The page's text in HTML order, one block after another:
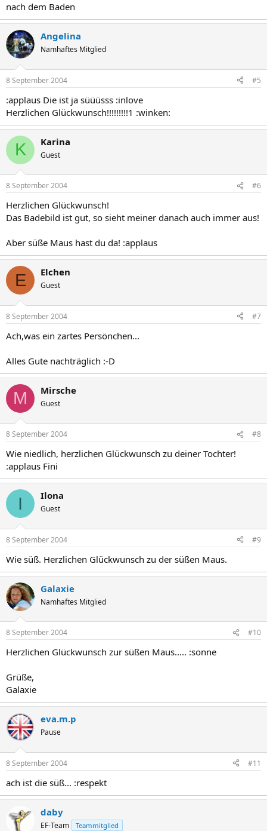
nach dem Baden
Angelina
Namhaftes Mitglied
8 September 2004 #5
:applaus Die ist ja süüüsss :inlove
Herzlichen Glückwunsch!!!!!!!!!1 :winken:
K Karina
Guest
8 September 2004 #6
Herzlichen Glückwunsch!
Das Badebild ist gut, so sieht meiner danach auch immer aus!
Aber süße Maus hast du da! :applaus
E Elchen
Guest
8 September 2004 #7
Ach,was ein zartes Persönchen...
Alles Gute nachträglich :-D
M Mirsche
Guest
8 September 2004 #8
Wie niedlich, herzlichen Glückwunsch zu deiner Tochter!
:applaus Fini
I Ilona
Guest
8 September 2004 #9
Wie süß. Herzlichen Glückwunsch zu der süßen Maus.
Galaxie
Namhaftes Mitglied
8 September 2004 #10
Herzlichen Glückwunsch zur süßen Maus..... :sonne
Grüße,
Galaxie
eva.m.p
Pause
8 September 2004 #11
ach ist die süß... :respekt
daby
EF-Team Teammitglied